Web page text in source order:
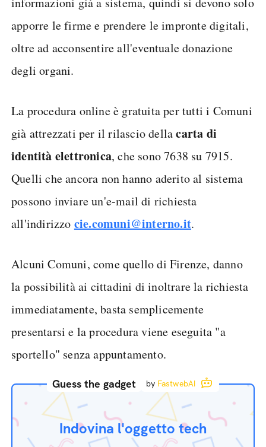
apporre le firme e prendere le impronte digitali,
oltre ad acconsentire all'eventuale donazione
degli organi.
La procedura online è gratuita per tutti i Comuni
già attrezzati per il rilascio dellacarta di
identità elettronica, che sono 7638 su 7915.
Quelli che ancora non hanno aderito al sistema
possono inviare un'e-mail di richiesta
all'indirizzo cie.comuni@interno.it.
Alcuni Comuni, come quello di Firenze, danno
la possibilità ai cittadini di inoltrare la richiesta
immediatamente, basta semplicemente
presentarsi e la procedura viene eseguita "a
sportello" senza appuntamento.
Guess the gadget by FastwebAI
Indovina l'oggetto tech